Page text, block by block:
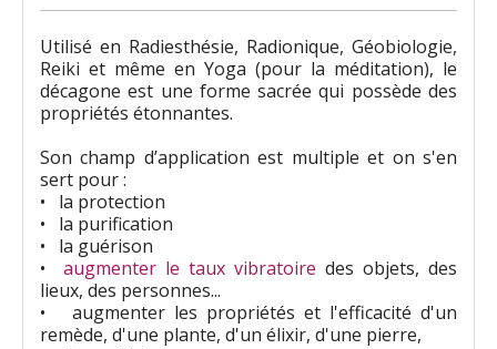
Utilisé en Radiesthésie, Radionique, Géobiologie,
Reiki et même en Yoga (pour la méditation), le
décagone est une forme sacrée qui possède des
propriétés étonnantes.
Son champ d’application est multiple et on s'en
sert pour :
• la protection
• la purification
• la guérison
• augmenter le taux vibratoire des objets, des
lieux, des personnes...
• augmenter les propriétés et l'efficacité d'un
remède, d'une plante, d'un élixir, d'une pierre,